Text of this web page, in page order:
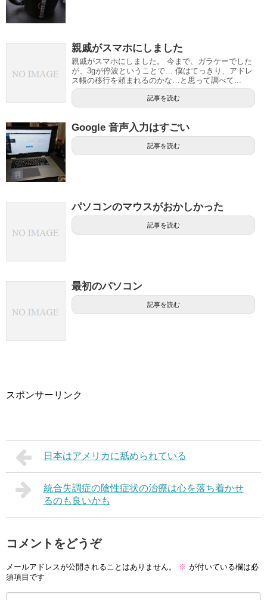
親戚がスマホにしました
親戚がスマホにしました。 今まで、ガラケーでした
が、3gが停波ということで… 僕はてっきり、アドレ
ス帳の移行を頼まれるのかな…と思って調べて...
記事を読む
Google 音声入力はすごい
記事を読む
パソコンのマウスがおかしかった
記事を読む
最初のパソコン
記事を読む
スポンサーリンク
日本はアメリカに舐められている
統合失調症の陰性症状の治療は心を落ち着かせ
るのも良いかも
コメントをどうぞ
メールアドレスが公開されることはありません。 ※ が付いている欄は必
須項目です